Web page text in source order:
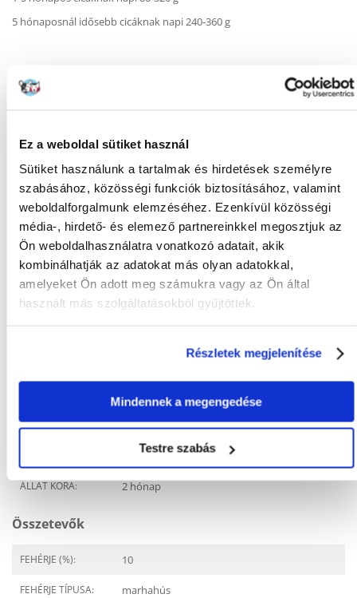
Ez a weboldal sütiket használ
Sütiket használunk a tartalmak és hirdetések személyre
szabásához, közösségi funkciók biztosításához, valamint
weboldalforgalmunk elemzéséhez. Ezenkívül közösségi
média-, hirdető- és elemező partnereinkkel megosztjuk az
Ön weboldalhasználatra vonatkozó adatait, akik
kombinálhatják az adatokat más olyan adatokkal,
amelyeket Ön adott meg számukra vagy az Ön által
használt más szolgáltatásokból gyűjtöttek.
Részletek megjelenítése
Mindennek a megengedése
Testre szabás
5 hónaposnál idősebb cicáknak napi 240-360 g
Gyakori Kérdések (GYIK)
MILYEN
KISÁLLATNAK:
Macska
FAJTA: Eledel
Tulajdonságok
GYÁRTÓ: ANIMONDA
Javasolt felhasználás
Junior
ÁLLAT KORA: 2 hónap
Összetevők
FEHÉRJE (%): 10
FEHÉRJE TÍPUSA: marhahús